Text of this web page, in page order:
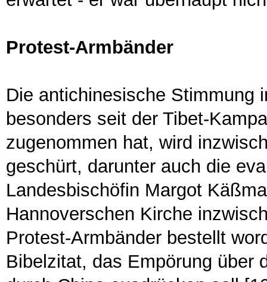
Protest-Armbänder
Die antichinesische Stimmung
besonders seit der Tibet-
zugenommen hat, wird
geschürt, darunter auch die
Landesbischöfin Margot
Hannoverschen Kirche
Protest-Armbänder bestellt
Bibelzitat, das Empörung über